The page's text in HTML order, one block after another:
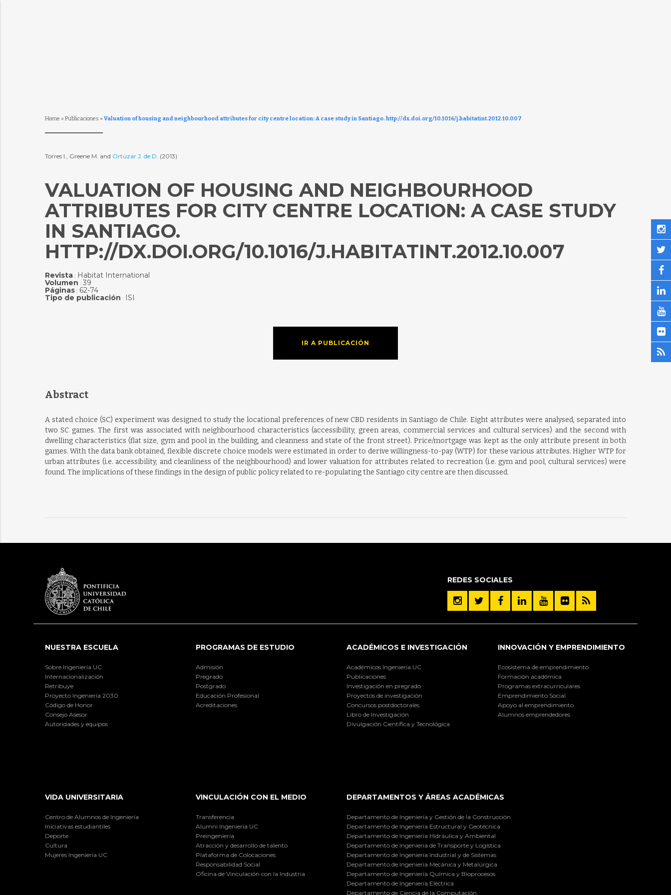
Home » Publicaciones » Valuation of housing and neighbourhood attributes for city centre location: A case study in Santiago. http://dx.doi.org/10.1016/j.habitatint.2012.10.007
Torres I., Greene M. and Ortúzar J. de D. (2013)
VALUATION OF HOUSING AND NEIGHBOURHOOD
ATTRIBUTES FOR CITY CENTRE LOCATION: A CASE STUDY
IN SANTIAGO.
HTTP://DX.DOI.ORG/10.1016/J.HABITATINT.2012.10.007
Revista: Habitat International
Volumen : 39
Páginas: 62-74
Tipo de publicación : ISI
IR A PUBLICACIÓN
Abstract
A stated choice (SC) experiment was designed to study the locational preferences of new CBD residents in Santiago de Chile. Eight attributes were analysed, separated into
two SC games. The first was associated with neighbourhood characteristics (accessibility, green areas, commercial services and cultural services) and the second with
dwelling characteristics (flat size, gym and pool in the building, and cleanness and state of the front street). Price/mortgage was kept as the only attribute present in both
games. With the data bank obtained, flexible discrete choice models were estimated in order to derive willingness-to-pay (WTP) for these various attributes. Higher WTP for
urban attributes (i.e. accessibility, and cleanliness of the neighbourhood) and lower valuation for attributes related to recreation (i.e. gym and pool, cultural services) were
found. The implications of these findings in the design of public policy related to re-populating the Santiago city centre are then discussed.
REDES SOCIALES
NUESTRA ESCUELA
Sobre Ingeniería UC
Internacionalización
Retribuye
Proyecto Ingeniería 2030
Código de Honor
Consejo Asesor
Autoridades y equipos
PROGRAMAS DE ESTUDIO
Admisión
Pregrado
Postgrado
Educación Profesional
Acreditaciones
ACADÉMICOS E INVESTIGACIÓN
Académicos Ingeniería UC
Publicaciones
Investigación en pregrado
Proyectos de investigación
Concursos postdoctorales
Libro de Investigación
Divulgación Científica y Tecnológica
INNOVACIÓN Y EMPRENDIMIENTO
Ecosistema de emprendimiento
Formación académica
Programas extracurriculares
Emprendimiento Social
Apoyo al emprendimiento
Alumnos emprendedores
VIDA UNIVERSITARIA
Centro de Alumnos de Ingeniería
Iniciativas estudiantiles
Deporte
Cultura
Mujeres Ingeniería UC
VINCULACIÓN CON EL MEDIO
Transferencia
Alumni Ingeniería UC
Preingeniería
Atracción y desarrollo de talento
Plataforma de Colocaciones
Responsabilidad Social
Oficina de Vinculación con la Industria
DEPARTAMENTOS Y ÁREAS ACADÉMICAS
Departamento de Ingeniería y Gestión de la Construcción
Departamento de Ingeniería Estructural y Geotécnica
Departamento de Ingeniería Hidráulica y Ambiental
Departamento de Ingeniería de Transporte y Logística
Departamento de Ingeniería Industrial y de Sistemas
Departamento de Ingeniería Mecánica y Metalúrgica
Departamento de Ingeniería Química y Bioprocesos
Departamento de Ingeniería Eléctrica
Departamento de Ciencia de la Computación